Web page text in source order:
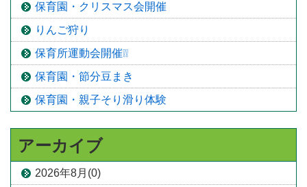
保育園・クリスマス会開催
りんご狩り
保育所運動会開催❕❕
保育園・節分豆まき
保育園・親子そり滑り体験
アーカイブ
2026年8月(0)